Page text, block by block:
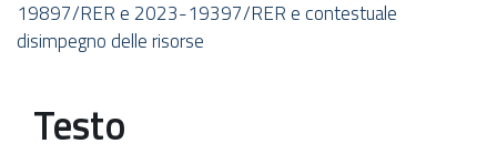
19897/RER e 2023-19397/RER e contestuale
disimpegno delle risorse
Testo